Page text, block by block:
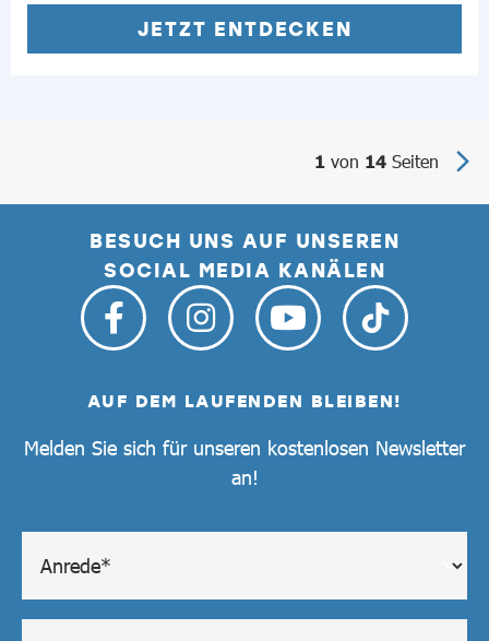
JETZT ENTDECKEN
1 von 14 Seiten
BESUCH UNS AUF UNSEREN
SOCIAL MEDIA KANÄLEN
AUF DEM LAUFENDEN BLEIBEN!
Melden Sie sich für unseren kostenlosen Newsletter
an!